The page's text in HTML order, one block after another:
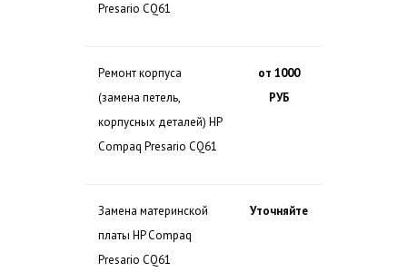
Presario CQ61
Ремонт корпуса
(замена петель,
корпусных деталей) HP
Compaq Presario CQ61
от 1000
РУБ
Замена материнской
платы HP Compaq
Presario CQ61
Уточняйте